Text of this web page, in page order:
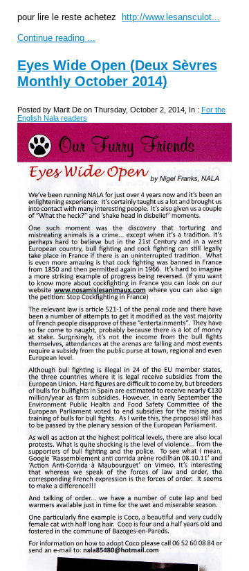
pour lire le reste achetez
http://www.lesansculot...
Continue reading ...
Eyes Wide Open (Deux Sèvres
Monthly October 2014)
Posted by Marit De on Thursday, October 2, 2014, In : For the
English Nala readers